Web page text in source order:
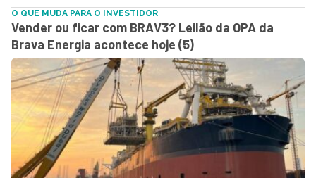
O QUE MUDA PARA O INVESTIDOR
Vender ou ficar com BRAV3? Leilão da OPA da
Brava Energia acontece hoje (5)